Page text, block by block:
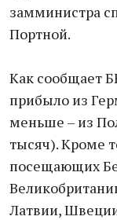
замминистра
Портной.
Как сообщает
прибыло из
меньше – из
тысяч). Кроме
посещающих
Латвии,